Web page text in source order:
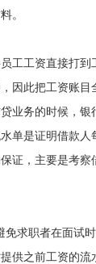
。
工工资直接打
因此把工资账目
业务的时候，银
单是证明借款人
证，主要是考察
免求职者在面试
供之前工资的